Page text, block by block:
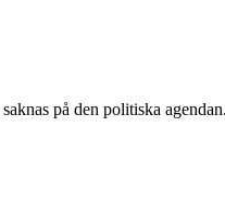
på den politiska